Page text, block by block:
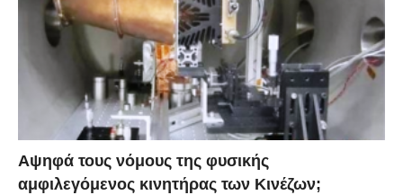
Αψηφά τους νόμους της φυσικής
αμφιλεγόμενος κινητήρας των Κινέζων;